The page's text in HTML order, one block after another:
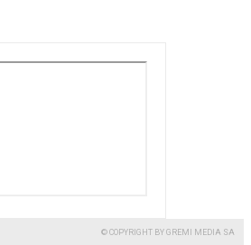
© COPYRIGHT BY GREMI MEDIA SA